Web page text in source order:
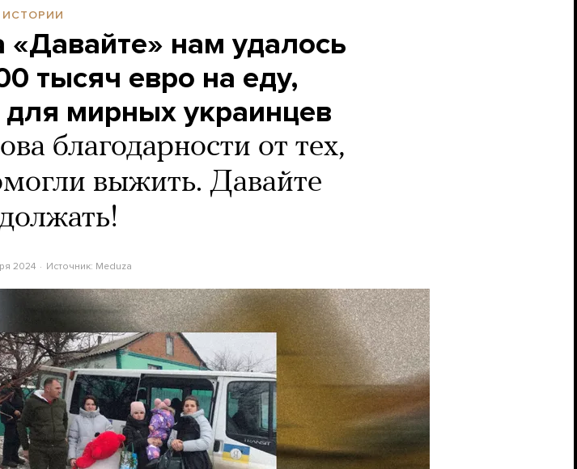
ИСТОРИИ
нам удалось
тысяч евро на еду,
мирных украинцев
благодарности от тех,
выжить. Давайте
2024 Источник: Meduza